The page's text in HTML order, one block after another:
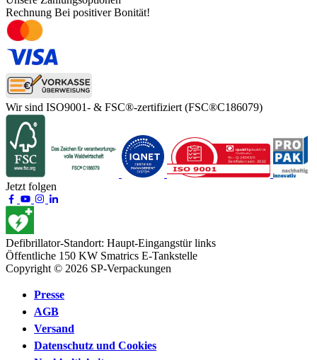
Rechnung Bei positiver Bonität!
Wir sind ISO9001- & FSC®-zertifiziert (FSC®C186079)
Jetzt folgen
Defibrillator-Standort: Haupt-Eingangstür links
Öffentliche 150 KW Smatrics E-Tankstelle
Copyright © 2026 SP-Verpackungen
Presse
AGB
Versand
Datenschutz und Cookies